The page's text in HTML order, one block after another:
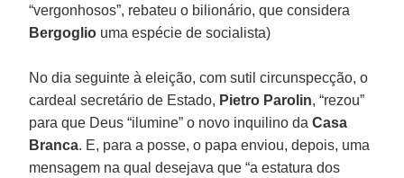
“vergonhosos”, rebateu o bilionário, que considera
Bergoglio uma espécie de socialista)
No dia seguinte à eleição, com sutil circunspecção, o
cardeal secretário de Estado, Pietro Parolin, “rezou”
para que Deus “ilumine” o novo inquilino daCasa
Branca. E, para a posse, o papa enviou, depois, uma
mensagem na qual desejava que “a estatura dos